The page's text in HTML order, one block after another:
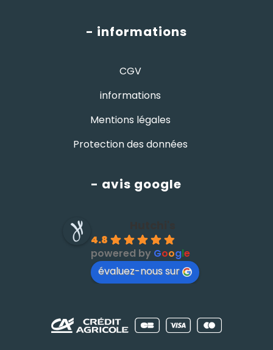
- informations
CGV
informations
Mentions légales
Protection des données
- avis google
4.8
powered by Google
évaluez-nous sur